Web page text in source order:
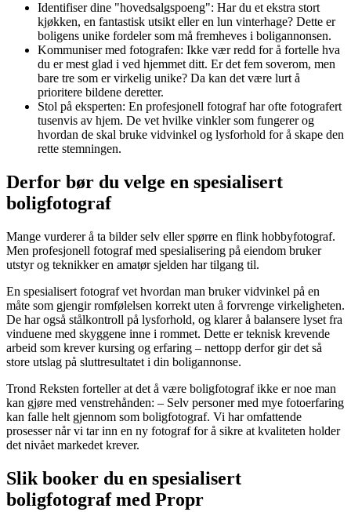
Identifiser dine "hovedsalgspoeng": Har du et ekstra stort
kjøkken, en fantastisk utsikt eller en lun vinterhage? Dette er
boligens unike fordeler som må fremheves i boligannonsen.
Kommuniser med fotografen: Ikke vær redd for å fortelle hva
du er mest glad i ved hjemmet ditt. Er det fem soverom, men
bare tre som er virkelig unike? Da kan det være lurt å
prioritere bildene deretter.
Stol på eksperten: En profesjonell fotograf har ofte fotografert
tusenvis av hjem. De vet hvilke vinkler som fungerer og
hvordan de skal bruke vidvinkel og lysforhold for å skape den
rette stemningen.
Derfor bør du velge en spesialisert
boligfotograf
Mange vurderer å ta bilder selv eller spørre en flink hobbyfotograf.
Men profesjonell fotograf med spesialisering på eiendom bruker
utstyr og teknikker en amatør sjelden har tilgang til.
En spesialisert fotograf vet hvordan man bruker vidvinkel på en
måte som gjengir romfølelsen korrekt uten å forvrenge virkeligheten.
De har også stålkontroll på lysforhold, og klarer å balansere lyset fra
vinduene med skyggene inne i rommet. Dette er teknisk krevende
arbeid som krever kursing og erfaring – nettopp derfor gir det så
store utslag på sluttresultatet i din boligannonse.
Trond Reksten forteller at det å være boligfotograf ikke er noe man
kan gjøre med venstrehånden: – Selv personer med mye fotoerfaring
kan falle helt gjennom som boligfotograf. Vi har omfattende
prosesser når vi tar inn en ny fotograf for å sikre at kvaliteten holder
det nivået markedet krever.
Slik booker du en spesialisert
boligfotograf med Propr